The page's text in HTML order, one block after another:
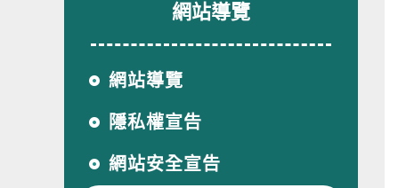
網站導覽
網站導覽
隱私權宣告
網站安全宣告